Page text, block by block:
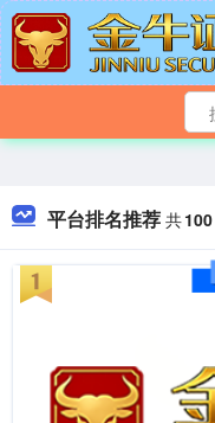
平台排名推荐 共100